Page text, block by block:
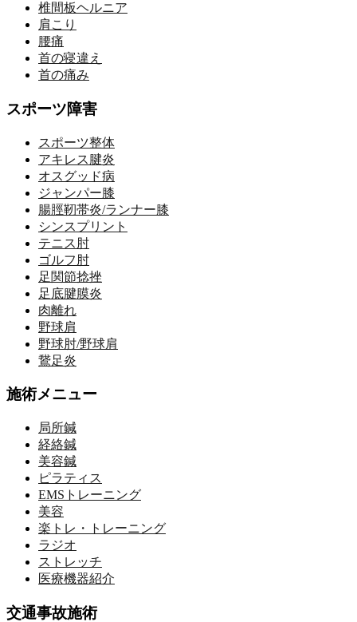
椎間板ヘルニア
肩こり
腰痛
首の寝違え
首の痛み
スポーツ障害
スポーツ整体
アキレス腱炎
オスグッド病
ジャンパー膝
腸脛靭帯炎/ランナー膝
シンスプリント
テニス肘
ゴルフ肘
足関節捻挫
足底腱膜炎
肉離れ
野球肩
野球肘/野球肩
鵞足炎
施術メニュー
局所鍼
経絡鍼
美容鍼
ピラティス
EMSトレーニング
美容
楽トレ・トレーニング
ラジオ
ストレッチ
医療機器紹介
交通事故施術